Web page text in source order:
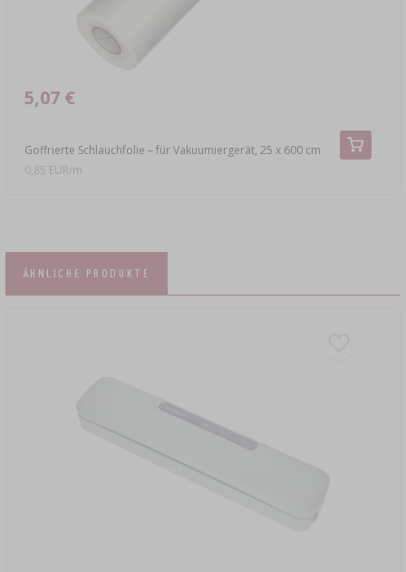
Goffrierte Schlauchfolie – für Vakuumiergerät, 25 x 600 cm
5,07 €
0,85 EUR/m
ÄHNLICHE PRODUKTE